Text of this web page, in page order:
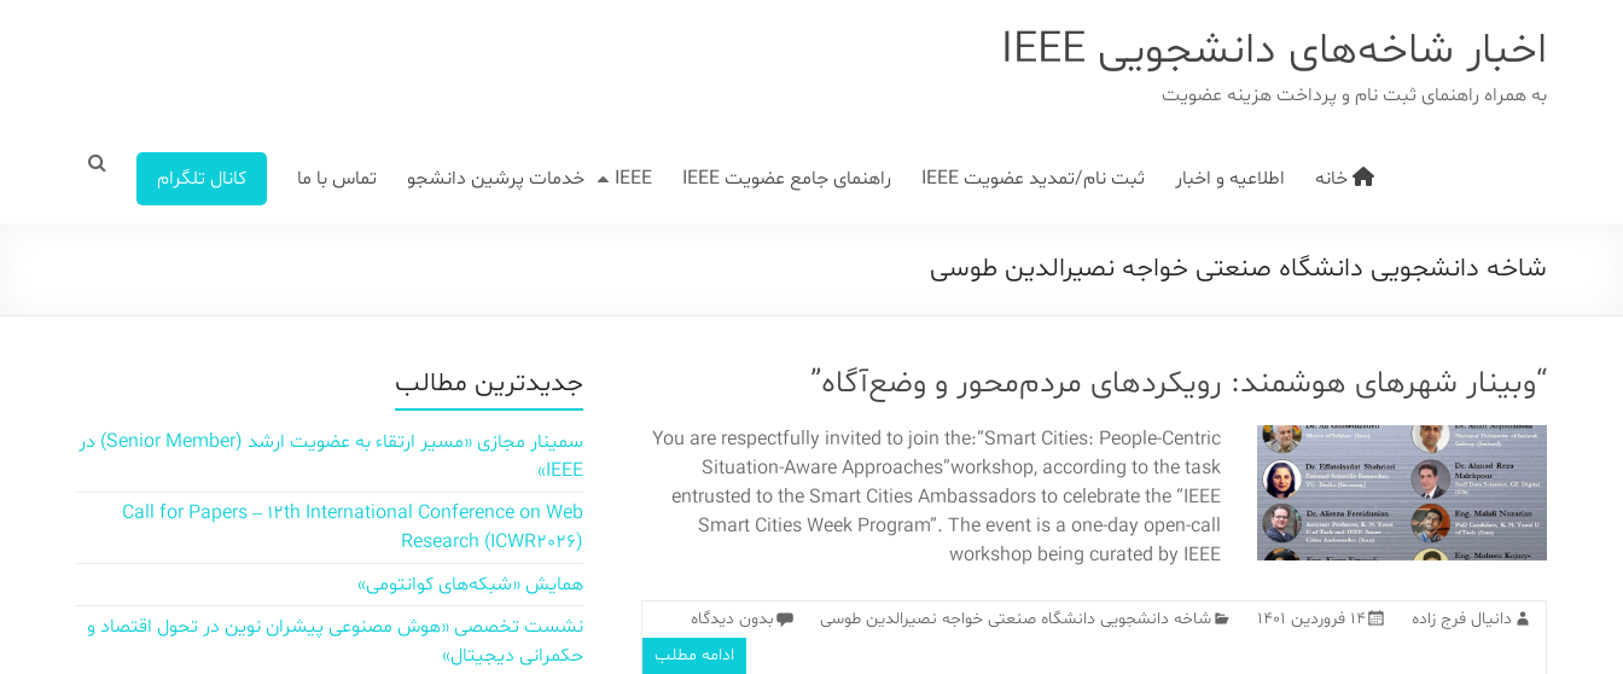
اخبار شاخه‌های دانشجویی IEEE
به همراه راهنمای ثبت نام و پرداخت هزینه عضویت
خانه اطلاعیه و اخبار ثبت نام/تمدید عضویت IEEE راهنمای جامع عضویت IEEE IEEE خدمات پرشین دانشجو تماس با ما کانال تلگرام
شاخه دانشجویی دانشگاه صنعتی خواجه نصیرالدین طوسی
“وبینار شهرهای هوشمند: رویکردهای مردم‌محور و وضع‌آگاه”
You are respectfully invited to join the:“Smart Cities: People-Centric
Situation-Aware Approaches”workshop, according to the task
entrusted to the Smart Cities Ambassadors to celebrate the “IEEE
Smart Cities Week Program”. The event is a one-day open-call
workshop being curated by IEEE
دانیال فرج زاده ۱۴ فروردین ۱۴۰۱ شاخه دانشجویی دانشگاه صنعتی خواجه نصیرالدین طوسی
بدون دیدگاه
ادامه مطلب
جدیدترین مطالب
سمینار مجازی «مسیر ارتقاء به عضویت ارشد (Senior Member) در
IEEE»
Call for Papers – 12th International Conference on Web
Research (ICWR2026)
همایش «شبکه‌های کوانتومی»
نشست تخصصی «هوش مصنوعی پیشران نوین در تحول اقتصاد و
حکمرانی دیجیتال»